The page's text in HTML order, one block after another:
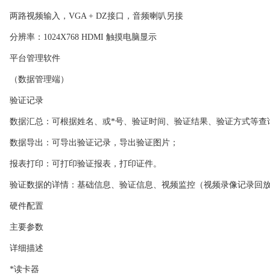
两路视频输入，VGA + DZ接口，音频喇叭另接
分辨率：1024X768 HDMI 触摸电脑显示
平台管理软件
（数据管理端）
验证记录
数据汇总：可根据姓名、或*号、验证时间、验证结果、验证方式等查
数据导出：可导出验证记录，导出验证图片；
报表打印：可打印验证报表，打印证件。
验证数据的详情：基础信息、验证信息、视频监控（视频录像记录回
硬件配置
主要参数
详细描述
*读卡器